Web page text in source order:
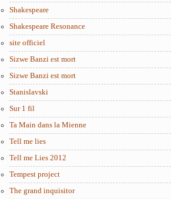
Shakespeare
Shakespeare Resonance
site officiel
Sizwe Banzi est mort
Sizwe Banzi est mort
Stanislavski
Sur 1 fil
Ta Main dans la Mienne
Tell me lies
Tell me Lies 2012
Tempest project
The grand inquisitor